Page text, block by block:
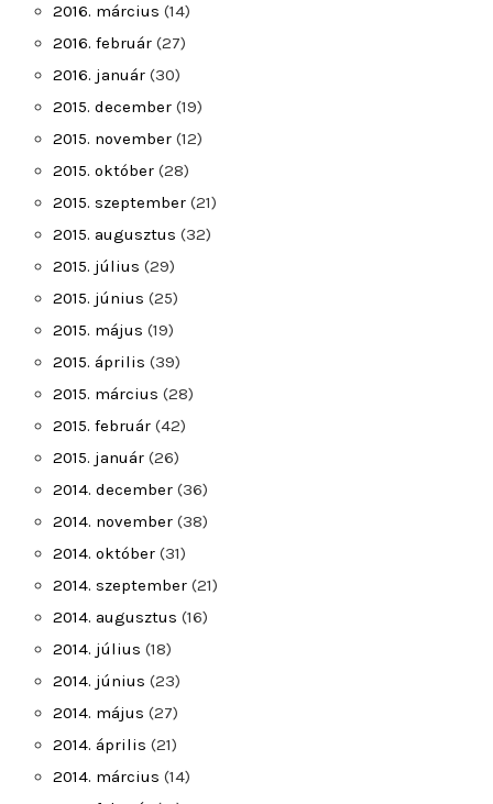
2016. március (14)
2016. február (27)
2016. január (30)
2015. december (19)
2015. november (12)
2015. október (28)
2015. szeptember (21)
2015. augusztus (32)
2015. július (29)
2015. június (25)
2015. május (19)
2015. április (39)
2015. március (28)
2015. február (42)
2015. január (26)
2014. december (36)
2014. november (38)
2014. október (31)
2014. szeptember (21)
2014. augusztus (16)
2014. július (18)
2014. június (23)
2014. május (27)
2014. április (21)
2014. március (14)